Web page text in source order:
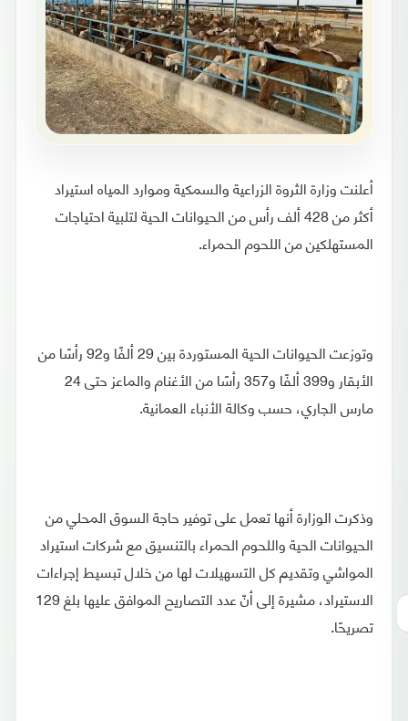
أعلنت وزارة الثروة الزراعية والسمكية وموارد المياه استيراد
أكثر من 428 ألف رأس من الحيوانات الحية لتلبية احتياجات
المستهلكين من اللحوم الحمراء.
وتوزعت الحيوانات الحية المستوردة بين 29 ألفًا و92 رأسًا من
الأبقار و399 ألفًا و357 رأسًا من الأغنام والماعز حتى 24
مارس الجاري، حسب وكالة الأنباء العمانية.
وذكرت الوزارة أنها تعمل على توفير حاجة السوق المحلي من
الحيوانات الحية واللحوم الحمراء بالتنسيق مع شركات استيراد
المواشي وتقديم كل التسهيلات لها من خلال تبسيط إجراءات
الاستيراد، مشيرة إلى أنّ عدد التصاريح الموافق عليها بلغ 129
تصريحًا.